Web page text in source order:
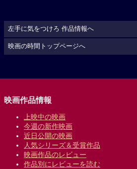
左手に気をつけろ 作品情報へ
映画の時間トップページへ
映画作品情報
上映中の映画
今週の新作映画
近日公開の映画
人気シリーズ＆受賞作品
映画作品のレビュー
作品別にレビューを読む